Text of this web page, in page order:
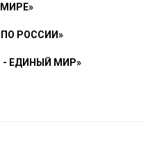
ПО РОССИИ»
- ЕДИНЫЙ МИР»